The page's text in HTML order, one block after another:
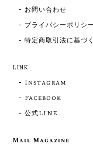
お問い合わせ
プライバシーポリシー
特定商取引法に基づ
LINK
Instagram
Facebook
公式LINE
Mail Magazine